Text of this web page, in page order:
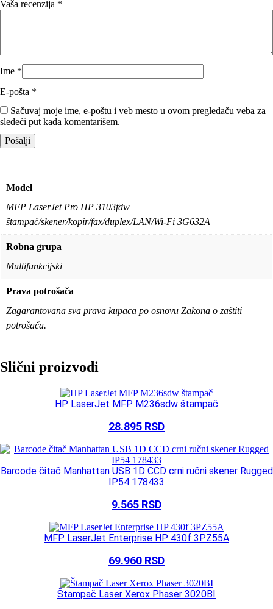
Vaša recenzija *
Ime *
E-pošta *
Sačuvaj moje ime, e-poštu i veb mesto u ovom pregledaču veba za
sledeći put kada komentarišem.
Model
MFP LaserJet Pro HP 3103fdw
štampač/skener/kopir/fax/duplex/LAN/Wi-Fi 3G632A
Robna grupa
Multifunkcijski
Prava potrošača
Zagarantovana sva prava kupaca po osnovu Zakona o zaštiti
potrošača.
Slični proizvodi
HP LaserJet MFP M236sdw štampač
28.895 RSD
Barcode čitač Manhattan USB 1D CCD crni ručni skener Rugged
IP54 178433
9.565 RSD
MFP LaserJet Enterprise HP 430f 3PZ55A
69.960 RSD
Štampač Laser Xerox Phaser 3020BI